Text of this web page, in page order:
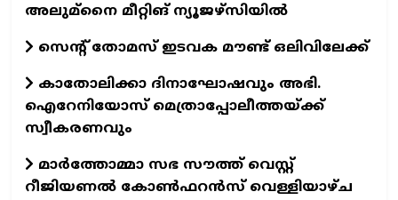
അലുമ്‌നൈ മീറ്റിങ് ന്യൂജഴ്‌സിയില്‍
സെന്റ് തോമസ് ഇടവക മൗണ്ട് ഒലിവിലേക്ക്
കാതോലിക്കാ ദിനാഘോഷവും അഭി.
ഐറേനിയോസ് മെത്രാപ്പോലീത്തയ്ക്ക്
സ്വീകരണവും
മാര്‍ത്തോമ്മാ സഭ സൗത്ത് വെസ്റ്റ്
റീജിയണല്‍ കോണ്‍ഫറന്‍സ് വെള്ളിയാഴ്ച